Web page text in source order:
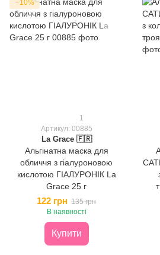
−10%
1
Артикул: 00885
La Grace 🇫🇷
Альгінатна маска для
обличчя з гіалуроновою
кислотою ГІАЛУРОНІК La
Grace 25 г
122 грн 135 грн
В наявності
Купити